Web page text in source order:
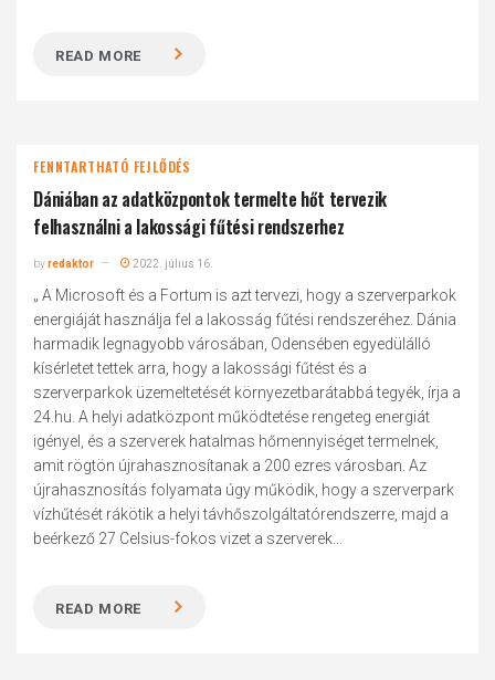
READ MORE
FENNTARTHATÓ FEJLŐDÉS
Dániában az adatközpontok termelte hőt tervezik
felhasználni a lakossági fűtési rendszerhez
byredaktor 2022. július 16.
„ A Microsoft és a Fortum is azt tervezi, hogy a szerverparkok
energiáját használja fel a lakosság fűtési rendszeréhez. Dánia
harmadik legnagyobb városában, Odensében egyedülálló
kísérletet tettek arra, hogy a lakossági fűtést és a
szerverparkok üzemeltetését környezetbarátabbá tegyék, írja a
24.hu. A helyi adatközpont működtetése rengeteg energiát
igényel, és a szerverek hatalmas hőmennyiséget termelnek,
amit rögtön újrahasznosítanak a 200 ezres városban. Az
újrahasznosítás folyamata úgy működik, hogy a szerverpark
vízhűtését rákötik a helyi távhőszolgáltatórendszerre, majd a
beérkező 27 Celsius-fokos vizet a szerverek...
READ MORE